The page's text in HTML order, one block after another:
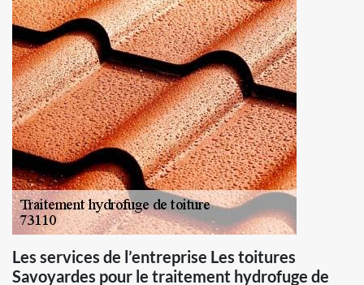
Les services de l’entreprise Les toitures
Savoyardes pour le traitement hydrofuge de